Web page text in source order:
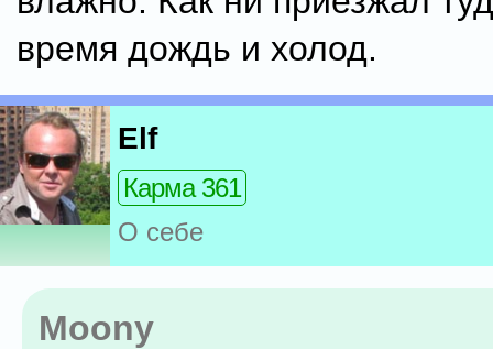
время дождь и холод.
Elf
Карма 361
О себе
Moony